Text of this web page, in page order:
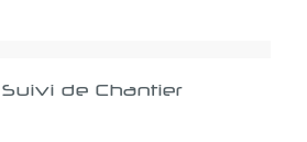
de Chantier